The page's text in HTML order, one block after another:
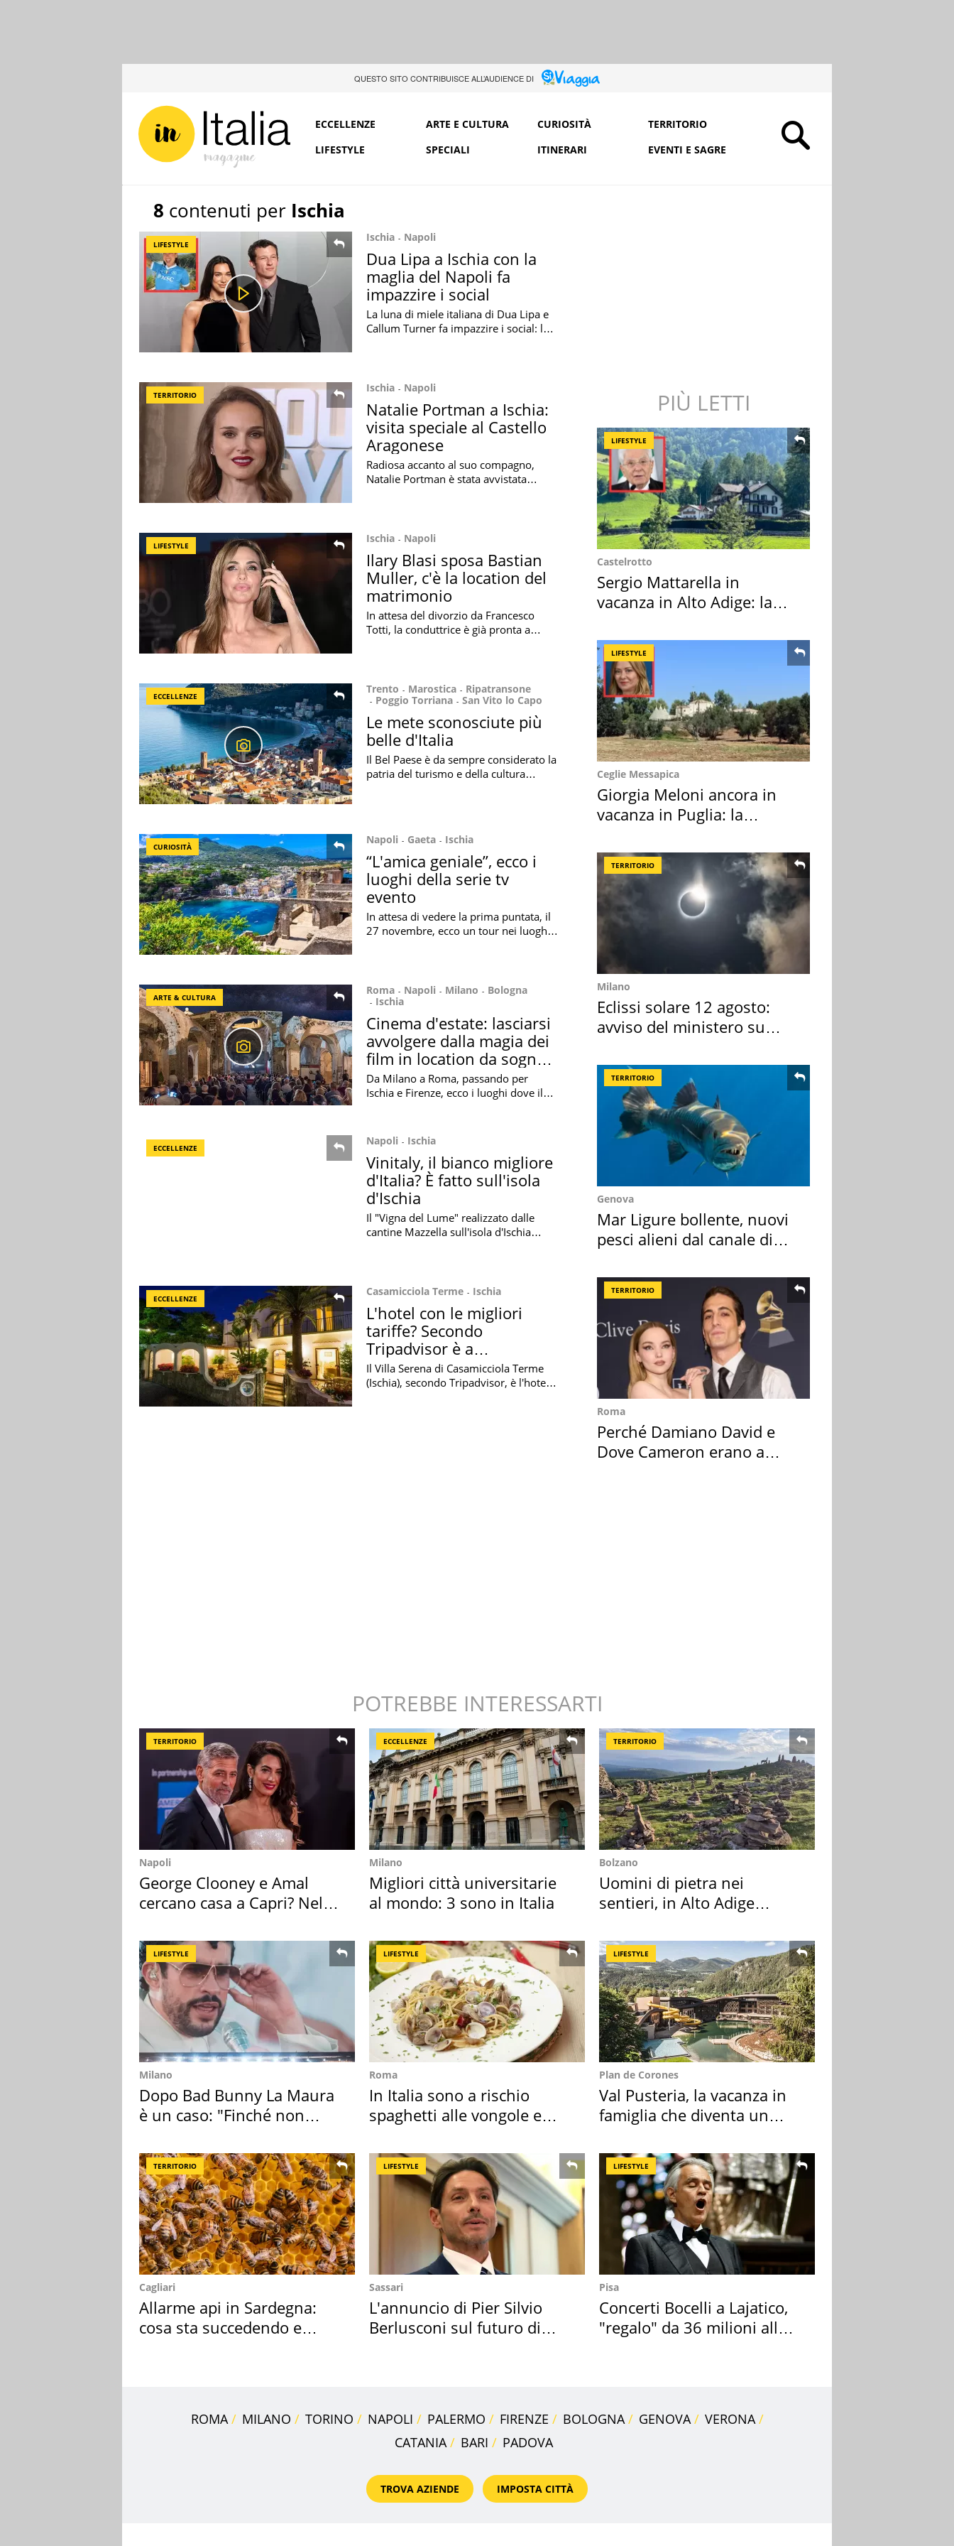
QUESTO SITO CONTRIBUISCE ALL’AUDIENCE DI
ECCELLENZE ARTE E CULTURA CURIOSITÀ
TERRITORIO
LIFESTYLE
SPECIALI ITINERARI EVENTI E SAGRE
8 contenuti per Ischia
LIFESTYLE
Ischia Napoli
Dua Lipa a Ischia con la
maglia del Napoli fa
impazzire i social
La luna di miele italiana di Dua Lipa e
Callum Turner fa impazzire i social: la
TERRITORIO
Ischia Napoli
Natalie Portman a Ischia:
visita speciale al Castello
Aragonese
Radiosa accanto al suo compagno,
Natalie Portman è stata avvistata
LIFESTYLE
Ischia Napoli
Ilary Blasi sposa Bastian
Muller, c'è la location del
matrimonio
In attesa del divorzio da Francesco
Totti, la conduttrice è già pronta a
ECCELLENZE
Trento Marostica
Ripatransone
Poggio Torriana
San Vito lo Capo
Le mete sconosciute più
belle d'Italia
Il Bel Paese è da sempre considerato la
patria del turismo e della cultura
CURIOSITÀ
Napoli Gaeta Ischia
“L'amica geniale”, ecco i
luoghi della serie tv
evento
In attesa di vedere la prima puntata, il
27 novembre, ecco un tour nei luoghi
ARTE & CULTURA
Roma Napoli Milano
Bologna
Ischia
Cinema d'estate: lasciarsi
avvolgere dalla magia dei
film in location da sogno,
ecco dove
Da Milano a Roma, passando per
Ischia e Firenze, ecco i luoghi dove il
ECCELLENZE
Napoli Ischia
Vinitaly, il bianco migliore
d'Italia? È fatto sull'isola
d'Ischia
Il "Vigna del Lume" realizzato dalle
cantine Mazzella sull'isola d'Ischia
ECCELLENZE
Casamicciola Terme Ischia
L'hotel con le migliori
tariffe? Secondo
Tripadvisor è a
Casamicciola Terme
Il Villa Serena di Casamicciola Terme
(Ischia), secondo Tripadvisor, è l'hotel
PIÙ LETTI
LIFESTYLE
Castelrotto
Sergio Mattarella in
vacanza in Alto Adige: la
LIFESTYLE
Ceglie Messapica
Giorgia Meloni ancora in
vacanza in Puglia: la
TERRITORIO
Milano
Eclissi solare 12 agosto:
avviso del ministero su
TERRITORIO
Genova
Mar Ligure bollente, nuovi
pesci alieni dal canale di
TERRITORIO
Roma
Perché Damiano David e
Dove Cameron erano a
POTREBBE INTERESSARTI
TERRITORIO
Napoli
George Clooney e Amal
cercano casa a Capri? Nel
ECCELLENZE
Milano
Migliori città universitarie
al mondo: 3 sono in Italia
TERRITORIO
Bolzano
Uomini di pietra nei
sentieri, in Alto Adige
LIFESTYLE
Milano
Dopo Bad Bunny La Maura
è un caso: "Finché non
LIFESTYLE
Roma
In Italia sono a rischio
spaghetti alle vongole e
LIFESTYLE
Plan de Corones
Val Pusteria, la vacanza in
famiglia che diventa un
TERRITORIO
Cagliari
Allarme api in Sardegna:
cosa sta succedendo e
LIFESTYLE
Sassari
L'annuncio di Pier Silvio
Berlusconi sul futuro di
LIFESTYLE
Pisa
Concerti Bocelli a Lajatico,
"regalo" da 36 milioni alla
ROMA MILANO TORINO NAPOLI PALERMO FIRENZE BOLOGNA GENOVA
VERONA
CATANIA
BARI PADOVA
TROVA AZIENDE IMPOSTA CITTÀ